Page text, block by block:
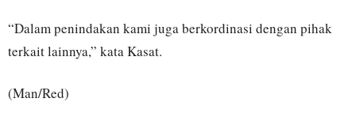
“Dalam penindakan kami juga berkordinasi dengan pihak
terkait lainnya,” kata Kasat.
(Man/Red)